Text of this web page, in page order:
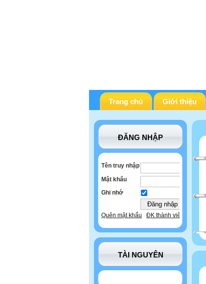
Trang chủ Giới thiệu
ĐĂNG NHẬP
Tên truy nhập
Mật khẩu
Ghi nhớ
Quên mật khẩu ĐK thành viên
TÀI NGUYÊN